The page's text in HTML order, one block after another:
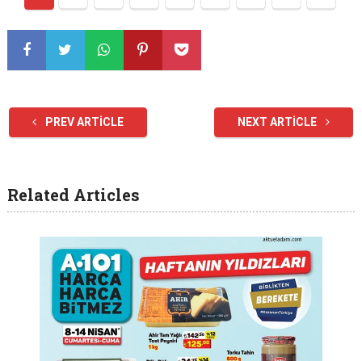
PREV ARTICLE NEXT ARTICLE
Related Articles